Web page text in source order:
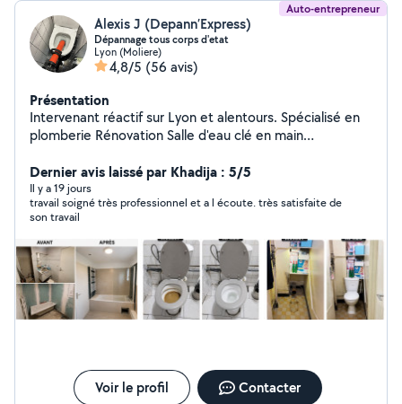
Auto-entrepreneur
Alexis J (Depann’Express)
Dépannage tous corps d'etat
Lyon (Moliere)
4,8/5 (56 avis)
Présentation
Intervenant réactif sur Lyon et alentours. Spécialisé en
plomberie Rénovation Salle d'eau clé en main
canalisation, chauffe-eau Devis + déplacement gratuits
Dernier avis laissé par Khadija : 5/5
Il y a 19 jours
travail soigné très professionnel et a l écoute. très satisfaite de
son travail
Voir le profil Contacter